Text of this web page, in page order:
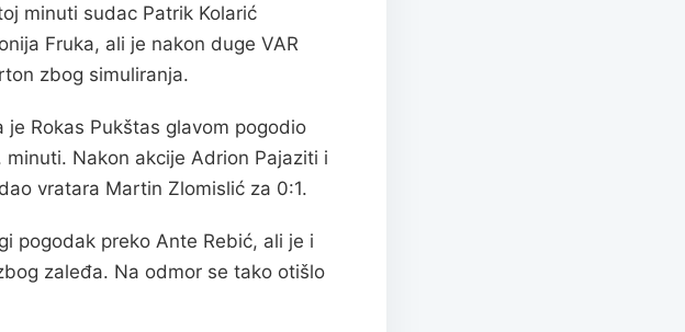
minuti sudac Patrik Kolarić
Fruka, ali je nakon duge VAR
zbog simuliranja.
Rokas Pukštas glavom pogodio
Nakon akcije Adrion Pajaziti i
vratara Martin Zlomislić za 0:1.
pogodak preko Ante Rebić, ali je i
zaleđa. Na odmor se tako otišlo